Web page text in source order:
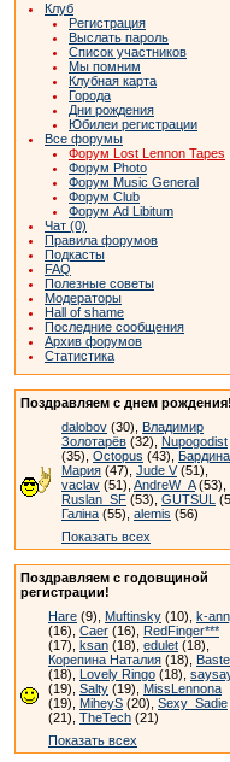
Клуб
Регистрация
Выслать пароль
Список участников
Мы помним
Клубная карта
Города
Дни рождения
Юбилеи регистрации
Все форумы
Форум Lost Lennon Tapes
Форум Photo
Форум Music General
Форум Club
Форум Ad Libitum
Чат (0)
Правила форумов
Подкасты
FAQ
Полезные советы
Модераторы
Hall of shame
Последние сообщения
Архив форумов
Статистика
Поздравляем с днем рождения!
dalobov (30), Владимир
Золотарёв (32), Nupogodist
(35), Octopus (43), Бардина
Мария (47), Jude V(51),
vaclav (51), AndreW_A(53),
Ruslan_SF (53), GUTSUL
Галіна (55), alemis (56)
Показать всех
Поздравляем с годовщиной
регистрации!
Hare (9), Muftinsky (10), k-
(16), Caer (16), RedFinger***
(17), ksan (18), edulet (18),
Корепина Наталия (18),
(18), Lovely Ringo (18),
(19), Salty (19), MissLennona
(19), MiheyS (20), Sexy_Sadie
(21), TheTech (21)
Показать всех